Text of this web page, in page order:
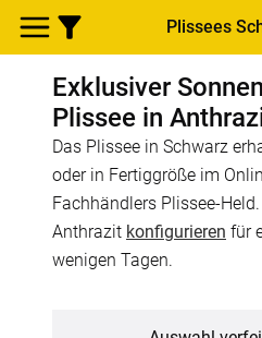
Plissees
Exklusiver
Plissee in
Das Plissee in Schwarz
oder in Fertiggröße im
Fachhändlers Plissee-
Anthrazit konfigurieren für
wenigen Tagen.